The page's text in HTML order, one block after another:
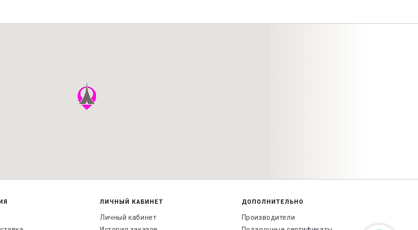
ЛИЧНЫЙ КАБИНЕТ
Личный кабинет
ДОПОЛНИТЕЛЬНО
Производители